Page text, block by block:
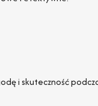
i skuteczność